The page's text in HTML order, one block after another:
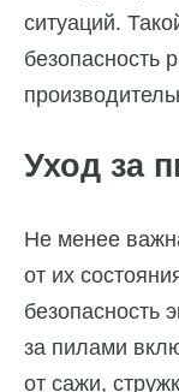
ситуаций.
безопасность
Уход за
Не менее
от их
безопасность
за пилами
от сажи,